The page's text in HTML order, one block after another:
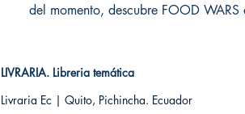
del momento, descubre FOOD WARS
LIVRARIA. Libreria temática
Livraria Ec | Quito, Pichincha. Ecuador